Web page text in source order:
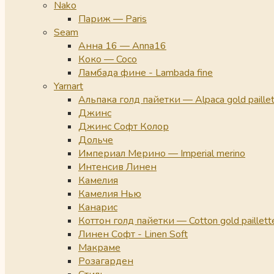
Nako
Париж — Paris
Seam
Анна 16 — Anna16
Коко — Coco
Ламбада фине - Lambada fine
Yarnart
Альпака голд пайетки — Alpaca gold
Джинс
Джинс Софт Колор
Дольче
Империал Мерино — Imperial merino
Интенсив Линен
Камелия
Камелия Нью
Канарис
Коттон голд пайетки — Cotton gold
Линен Софт - Linen Soft
Макраме
Розагарден